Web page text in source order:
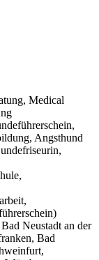
Medical
Angsthund
Neustadt an der
Bad